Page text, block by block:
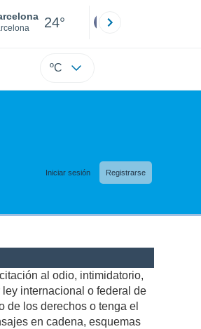
24°
ºC
Iniciar sesión Registrarse
al odio, intimidatorio,
internacional o federal de
de los derechos o tenga el
en cadena, esquemas